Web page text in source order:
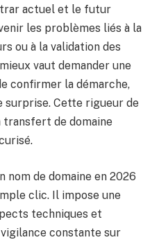
actuel et le futur
les problèmes liés à la
ou à la validation des
vaut demander une
confirmer la démarche,
surprise. Cette rigueur de
de domaine
nom de domaine en 2026
clic. Il impose une
techniques et
constante sur